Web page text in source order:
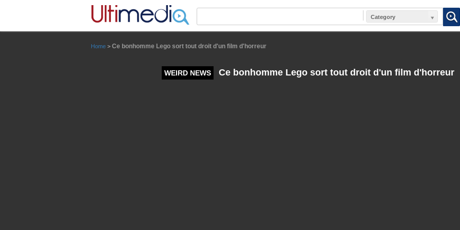
Category
Home > Ce bonhomme Lego sort tout droit d'un film d'horreur
WEIRD NEWS Ce bonhomme Lego sort tout droit d'un film d'horreur